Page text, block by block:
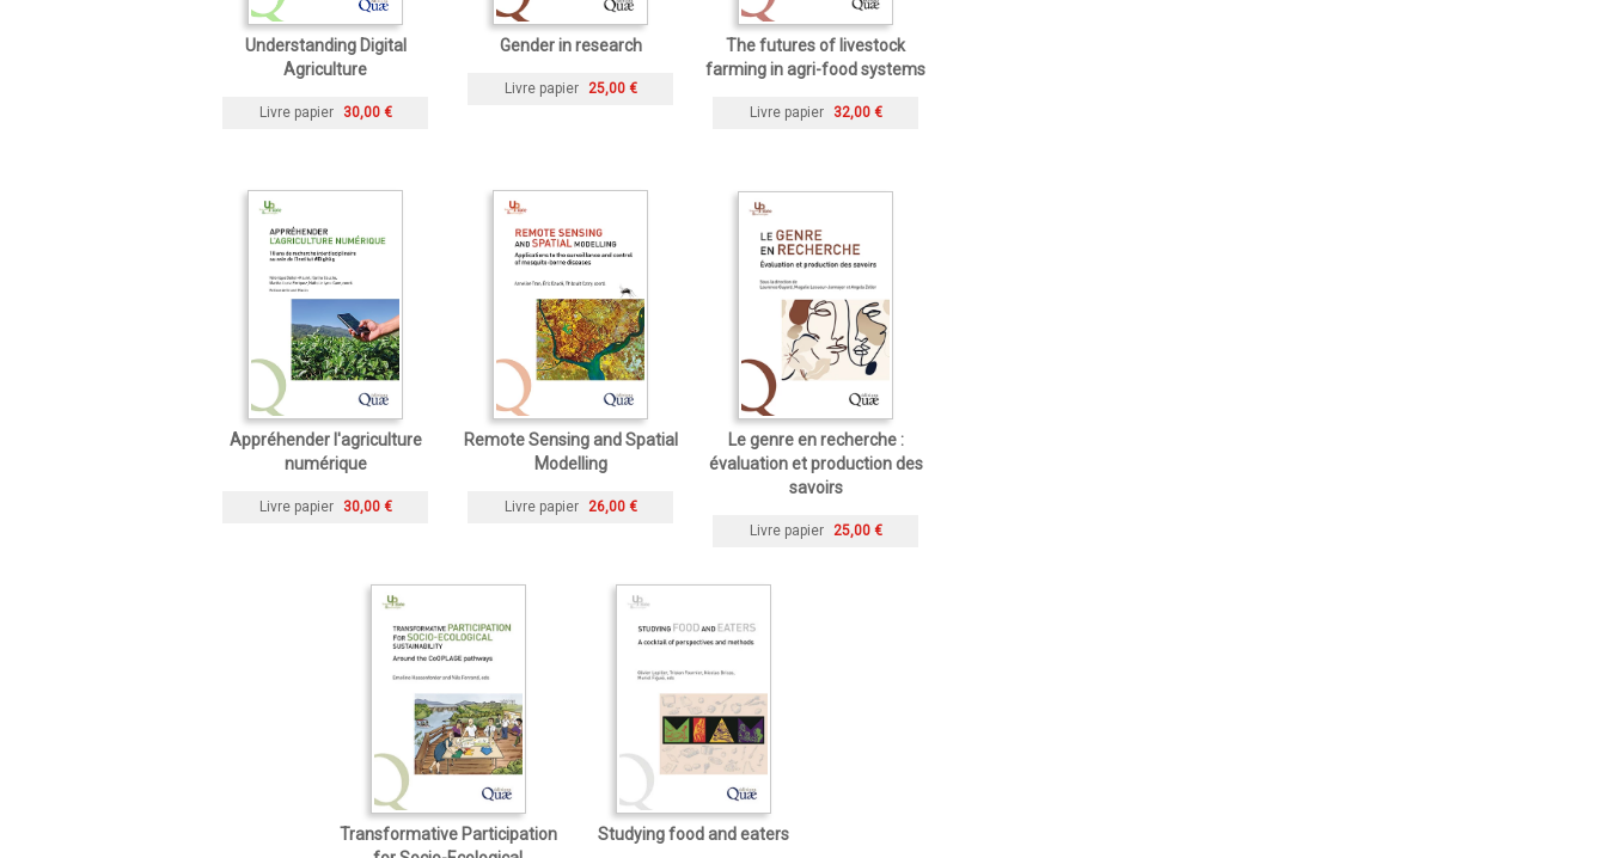
Understanding Digital
Agriculture
Livre papier 30,00 €
Gender in research
Livre papier 25,00 €
The futures of livestock
farming in agri-food systems
Livre papier 32,00 €
Appréhender l'agriculture
numérique
Livre papier 30,00 €
Remote Sensing and Spatial
Modelling
Livre papier 26,00 €
Le genre en recherche :
évaluation et production des
savoirs
Livre papier 25,00 €
Transformative Participation
Studying food and eaters